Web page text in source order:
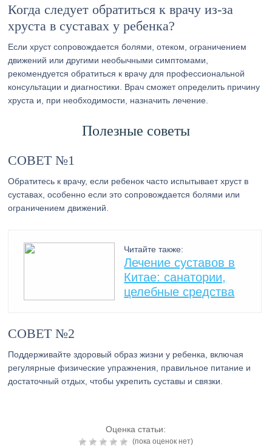
Когда следует обратиться к врачу из-за
хруста в суставах у ребенка?
Если хруст сопровождается болями, отеком, ограничением
движений или другими необычными симптомами,
рекомендуется обратиться к врачу для профессиональной
консультации и диагностики. Врач сможет определить причину
хруста и, при необходимости, назначить лечение.
Полезные советы
СОВЕТ №1
Обратитесь к врачу, если ребенок часто испытывает хруст в
суставах, особенно если это сопровождается болями или
ограничением движений.
Читайте также:
Лечение суставов в
Китае: санатории,
целебные средства
СОВЕТ №2
Поддерживайте здоровый образ жизни у ребенка, включая
регулярные физические упражнения, правильное питание и
достаточный отдых, чтобы укрепить суставы и связки.
Оценка статьи:
(пока оценок нет)